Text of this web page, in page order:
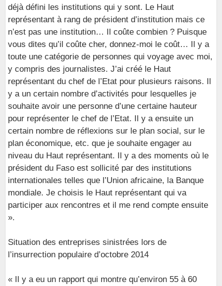
déjà défini les institutions qui y sont. Le Haut
représentant à rang de président d’institution mais ce
n’est pas une institution… Il coûte combien ? Puisque
vous dites qu’il coûte cher, donnez-moi le coût… Il y a
toute une catégorie de personnes qui voyage avec moi,
y compris des journalistes. J’ai créé le Haut
représentant du chef de l’Etat pour plusieurs raisons. Il
y a un certain nombre d’activités pour lesquelles je
souhaite avoir une personne d’une certaine hauteur
pour représenter le chef de l’Etat. Il y a ensuite un
certain nombre de réflexions sur le plan social, sur le
plan économique, etc. que je souhaite engager au
niveau du Haut représentant. Il y a des moments où le
président du Faso est sollicité par des institutions
internationales telles que l’Union africaine, la Banque
mondiale. Je choisis le Haut représentant qui va
participer aux rencontres et il me rend compte ensuite
».
Situation des entreprises sinistrées lors de
l’insurrection populaire d’octobre 2014
« Il y a eu un rapport qui montre qu’environ 55 à 60